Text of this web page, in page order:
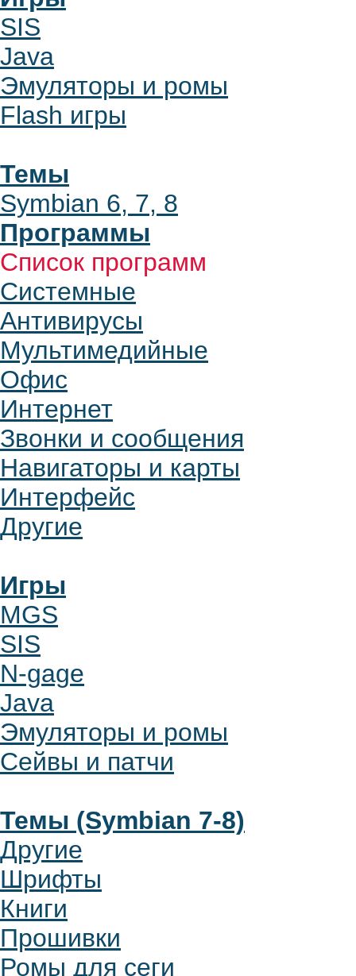
SIS
Java
Эмуляторы и ромы
Flash игры
Темы
Symbian 6, 7, 8
Программы
Список программ
Системные
Антивирусы
Мультимедийные
Офис
Интернет
Звонки и сообщения
Навигаторы и карты
Интерфейс
Другие
Игры
MGS
SIS
N-gage
Java
Эмуляторы и ромы
Сейвы и патчи
Темы (Symbian 7-8)
Другие
Шрифты
Книги
Прошивки
Ромы для сеги